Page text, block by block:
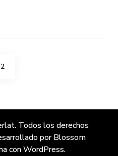
PÁGINA
2
. Todos los derechos
porBlossom
conWordPress.